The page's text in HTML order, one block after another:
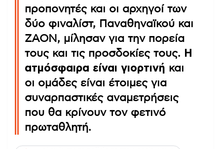
προπονητές και οι αρχηγοί των
δύο φιναλίστ, Παναθηναϊκού και
ΖΑΟΝ, μίλησαν για την πορεία
τους και τις προσδοκίες τους. Η
ατμόσφαιρα είναι γιορτινή και
οι ομάδες είναι έτοιμες για
συναρπαστικές αναμετρήσεις
που θα κρίνουν τον φετινό
πρωταθλητή.